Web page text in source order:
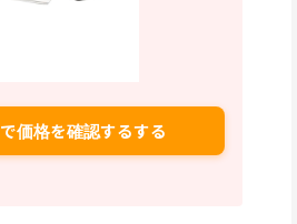
価格を確認するする